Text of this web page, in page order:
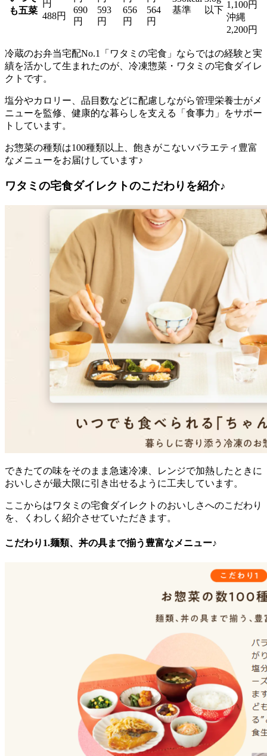
も五菜
円
488円
690
円
593
円
656
円
564
円
基準
以下
1,100円
沖縄
2,200円
冷蔵のお弁当宅配No.1「ワタミの宅食」ならではの経験と実
績を活かして生まれたのが、冷凍惣菜・ワタミの宅食ダイレ
クト です。
塩分やカロリー、品目数などに配慮しながら管理栄養士がメ
ニューを監修、健康的な暮らしを支える「食事力」をサポー
トしています。
お惣菜の種類は100種類以上、飽きがこないバラエティ豊富
なメニューをお届けしています♪
ワタミの宅食ダイレクトのこだわりを紹介♪
できたての味をそのまま急速冷凍、レンジで加熱したときに
おいしさが最大限に引き出せるように工夫 しています。
ここからはワタミの宅食ダイレクトのおいしさへのこだわり
を、くわしく紹介させていただきます。
こだわり1.麺類、丼の具まで揃う豊富なメニュー♪